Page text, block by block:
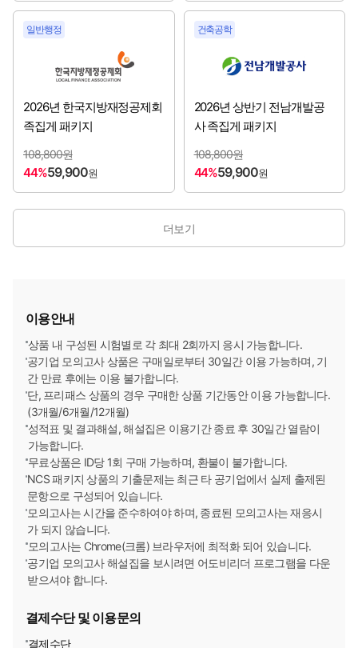
국민건강보험공단
국방과학연구소 [2026년 하반기 채용시작]
예금보험공사 [2026년 하반기 채용시작]
한국가스공사 [2026년 하반기 채용시작]
한국무역보험공사
한국사회보장정보원
한국석유공사
한국수출입은행
한국인터넷진흥원
한국장학재단
한국재정정보원 [2026년 하반기 채용시작]
한국중부발전㈜
일반행정
2026년 한국지방재정공제회
족집게 패키지
108,800원
44%59,900원
건축공학
2026년 상반기 전남개발공
사 족집게 패키지
108,800원
44%59,900원
더보기
이용안내
상품 내 구성된 시험별로 각 최대 2회까지 응시 가능합니다.
공기업 모의고사 상품은 구매일로부터 30일간 이용 가능하며, 기
간 만료 후에는 이용 불가합니다.
단, 프리패스 상품의 경우 구매한 상품 기간동안 이용 가능합니다.
(3개월/6개월/12개월)
성적표 및 결과해설, 해설집은 이용기간 종료 후 30일간 열람이
가능합니다.
무료상품은 ID당 1회 구매 가능하며, 환불이 불가합니다.
NCS 패키지 상품의 기출문제는 최근 타 공기업에서 실제 출제된
문항으로 구성되어 있습니다.
모의고사는 시간을 준수하여야 하며, 종료된 모의고사는 재응시
가 되지 않습니다.
모의고사는 Chrome(크롬) 브라우저에 최적화 되어 있습니다.
공기업 모의고사 해설집을 보시려면 어도비리더 프로그램을 다운
받으셔야 합니다.
결제수단 및 이용문의
결제수단